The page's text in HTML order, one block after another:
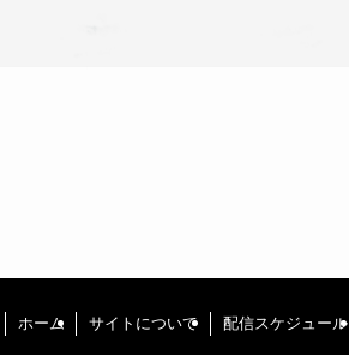
ホーム サイトについて 配信スケジュール